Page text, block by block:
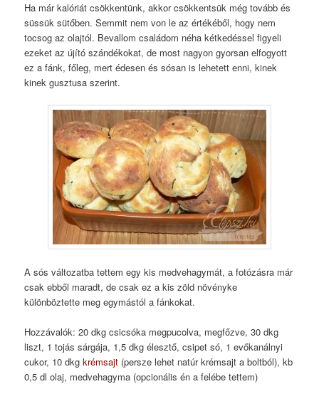
Ha már kalóriát csökkentünk, akkor csökkentsük még tovább és
süssük sütőben. Semmit nem von le az értékéből, hogy nem
tocsog az olajtól. Bevallom családom néha kétkedéssel figyeli
ezeket az újító szándékokat, de most nagyon gyorsan elfogyott
ez a fánk, főleg, mert édesen és sósan is lehetett enni, kinek
kinek gusztusa szerint.
A sós változatba tettem egy kis medvehagymát, a fotózásra már
csak ebből maradt, de csak ez a kis zöld növényke
különböztette meg egymástól a fánkokat.
Hozzávalók: 20 dkg csicsóka megpucolva, megfőzve, 30 dkg
liszt, 1 tojás sárgája, 1,5 dkg élesztő, csipet só, 1 evőkanálnyi
cukor, 10 dkgkrémsajt (persze lehet natúr krémsajt a boltból), kb
0,5 dl olaj, medvehagyma (opcionális én a felébe tettem)